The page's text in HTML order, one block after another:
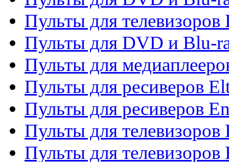
Пульты для телевизоров
Пульты для DVD и Blu-
Пульты для
Пульты для ресиверов
Пульты для ресиверов
Пульты для телевизоров
Пульты для телевизоров